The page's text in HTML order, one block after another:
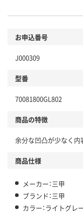
お申込番号
J000309
型番
70081800GL802
商品の特徴
余分な凹凸が少なく
商品仕様
メーカー：三甲
ブランド：三甲
カラー：ライトグレ